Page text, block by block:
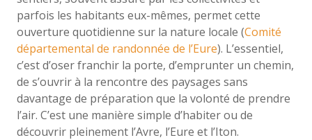
parfois les habitants eux-mêmes, permet cette
ouverture quotidienne sur la nature locale (Comité
départemental de randonnée de l’Eure). L’essentiel,
c’est d’oser franchir la porte, d’emprunter un chemin,
de s’ouvrir à la rencontre des paysages sans
davantage de préparation que la volonté de prendre
l’air. C’est une manière simple d’habiter ou de
découvrir pleinement l’Avre, l’Eure et l’Iton.